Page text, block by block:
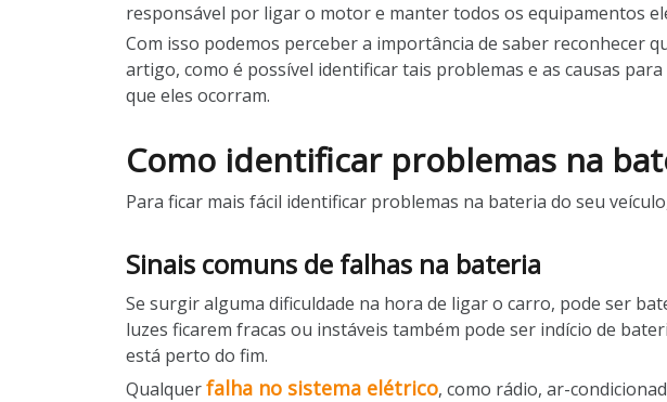
responsável por ligar o motor e manter todos os equipamentos
Com isso podemos perceber a importância de saber reconhecer
artigo, como é possível identificar tais problemas e as causas
que eles ocorram.
Como identificar problemas na
Para ficar mais fácil identificar problemas na bateria do seu
Sinais comuns de falhas na bateria
Se surgir alguma dificuldade na hora de ligar o carro, pode ser
luzes ficarem fracas ou instáveis também pode ser indício de
está perto do fim.
Qualquerfalha no sistema elétrico, como rádio, ar-